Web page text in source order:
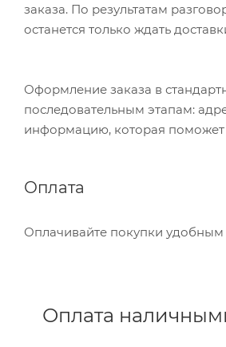
заказа. По результатам
останется только ждать
Оформление заказа в
последовательным этапам:
информацию, которая поможет
Оплата
Оплачивайте покупки удобным
Оплата